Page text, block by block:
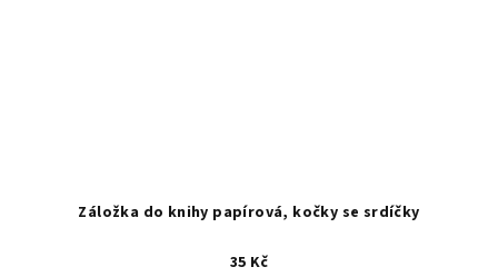
Záložka do knihy papírová, kočky se srdíčky
35 Kč